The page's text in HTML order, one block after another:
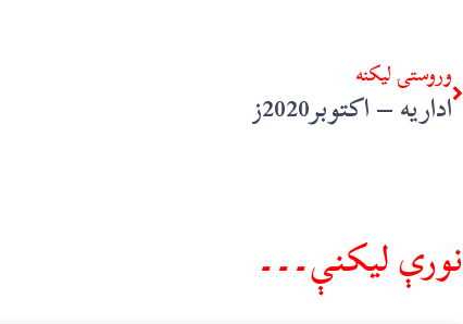
وروستۍ ليکنه
اداريه – اکتوبر2020ز
نورې ليکنې۔۔۔